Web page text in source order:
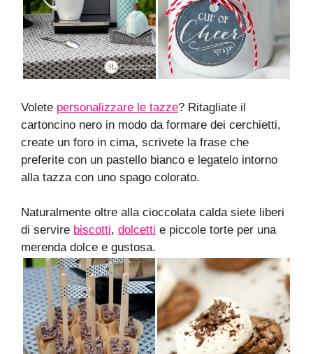
Volete personalizzare le tazze? Ritagliate il
cartoncino nero in modo da formare dei cerchietti,
create un foro in cima, scrivete la frase che
preferite con un pastello bianco e legatelo intorno
alla tazza con uno spago colorato.
Naturalmente oltre alla cioccolata calda siete liberi
di servire biscotti, dolcetti e piccole torte per una
merenda dolce e gustosa.